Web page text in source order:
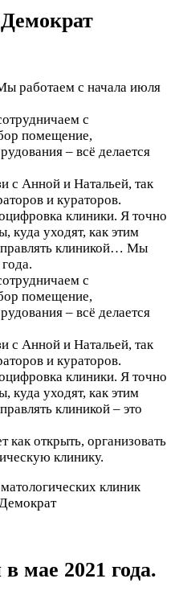
работаем с начала июля
с
помещение,
– всё делается
с Анной и Натальей, так
и кураторов.
клиники. Я точно
куда уходят, как этим
клиникой… Мы
с
помещение,
– всё делается
с Анной и Натальей, так
и кураторов.
клиники. Я точно
куда уходят, как этим
клиникой – это
как открыть, организовать
клинику.
мае 2021 года.